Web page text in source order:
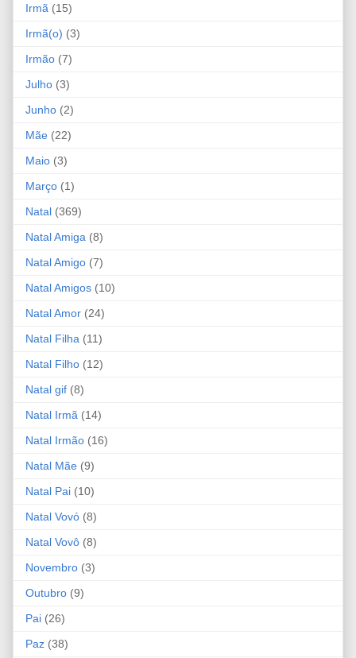
Irmã (15)
Irmã(o) (3)
Irmão (7)
Julho (3)
Junho (2)
Mãe (22)
Maio (3)
Março (1)
Natal (369)
Natal Amiga (8)
Natal Amigo (7)
Natal Amigos (10)
Natal Amor (24)
Natal Filha (11)
Natal Filho (12)
Natal gif (8)
Natal Irmã (14)
Natal Irmão (16)
Natal Mãe (9)
Natal Pai (10)
Natal Vovó (8)
Natal Vovô (8)
Novembro (3)
Outubro (9)
Pai (26)
Paz (38)